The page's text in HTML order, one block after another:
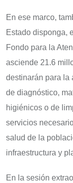
En ese marco,
Estado disponga,
Fondo para la
asciende 21.6
destinarán para la
de diagnóstico,
higiénicos o de
servicios
salud de la
infraestructura y
En la sesión